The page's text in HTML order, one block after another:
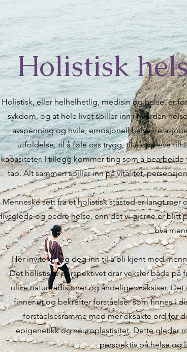
Holistisk
Holistisk, eller helhelhetlig, medisin og helse, er
sykdom, og at hele livet spiller inn i hvordan
avspenning og hvile, emosjonell helse,
utfoldelse, til å føle oss trygg, til å oppleve
kapasiteter. I tillegg kommer ting som å
tap. Alt sammen spiller inn på vitalitet,
Menneske sett fra et holistisk ståsted er langt
livsglede og bedre helse, enn det vi gjerne er blitt
hva
Her inviterer jeg deg inn til å bli kjent med
Det holistiske perspektivet drar veksler både
ulike naturtradisjoner og åndelige praksiser.
finner ut og bekrefter forståelser som finnes i
forståelsesramme med mer eksakte ord for
epigenetikk og neuroplastisitet. Dette gleder
perspektiv på helse og